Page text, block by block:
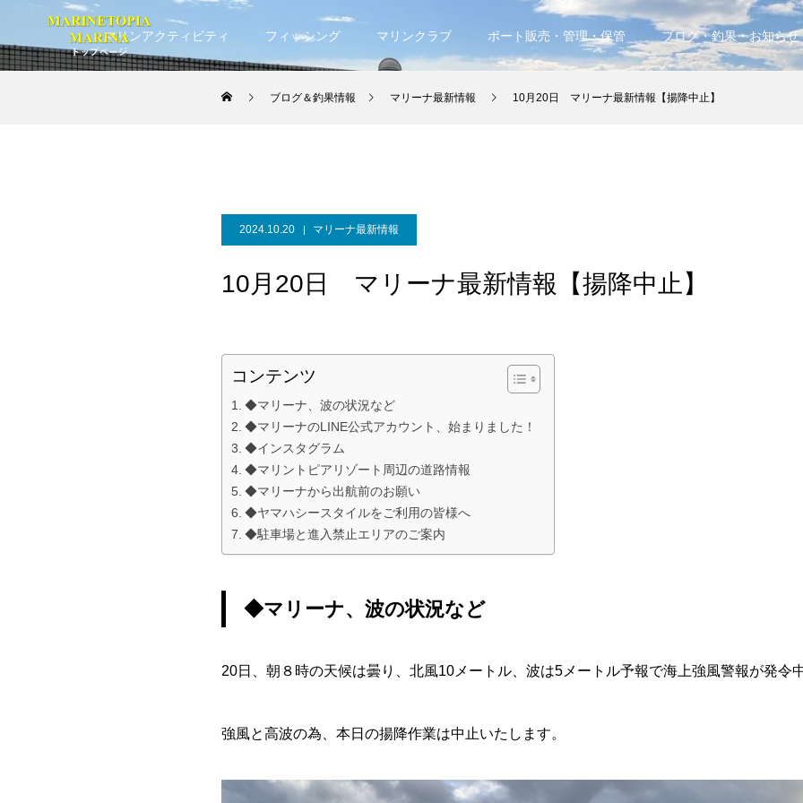
マリンアクティビティ フィッシング マリンクラブ ボート販売・管理・保管 ブログ・釣果・お知らせ
ブログ＆釣果情報 マリーナ最新情報 10月20日 マリーナ最新情報【揚降中止】
2024.10.20 マリーナ最新情報
10月20日 マリーナ最新情報【揚降中止】
コンテンツ
◆マリーナ、波の状況など
◆マリーナのLINE公式アカウント、始まりました！
◆インスタグラム
◆マリントピアリゾート周辺の道路情報
◆マリーナから出航前のお願い
◆ヤマハシースタイルをご利用の皆様へ
◆駐車場と進入禁止エリアのご案内
◆マリーナ、波の状況など
20日、朝８時の天候は曇り、北風10メートル、波は5メートル予報で海上強風警報が発令
強風と高波の為、本日の揚降作業は中止いたします。